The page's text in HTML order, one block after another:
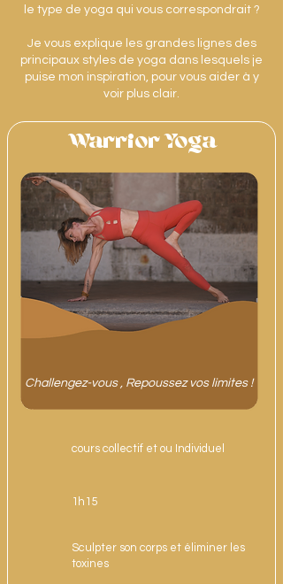
le type de yoga qui vous correspondrait ?
Je vous explique les grandes lignes des
principaux styles de yoga dans lesquels je
puise mon inspiration, pour vous aider à y
voir plus clair.
Warrior Yoga
Challengez-vous , Repoussez vos limites !
cours collectif et ou Individuel
1h15
Sculpter son corps et éliminer les
toxines